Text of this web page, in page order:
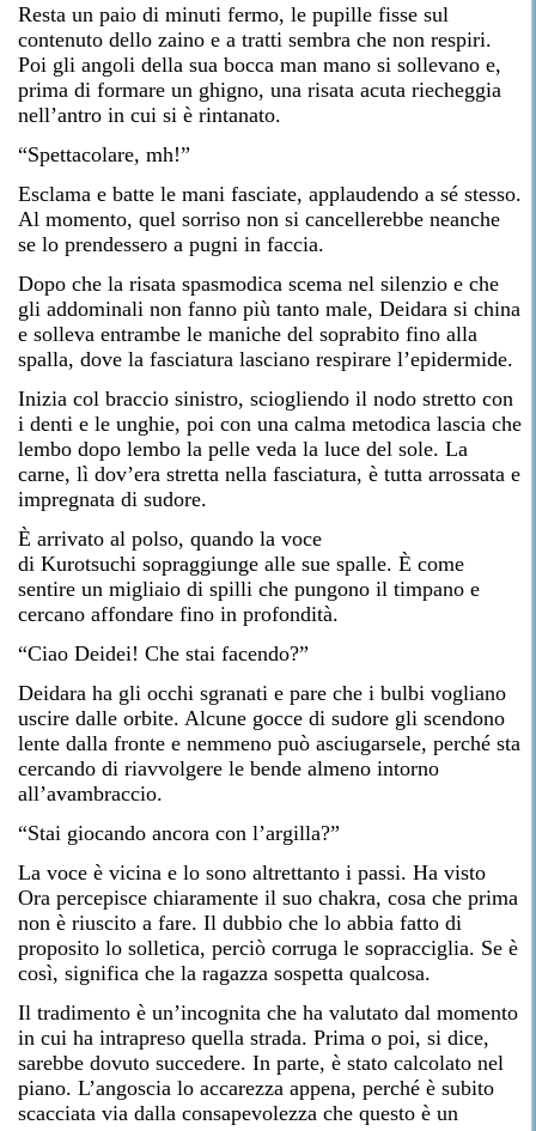
Resta un paio di minuti fermo, le pupille fisse sul
contenuto dello zaino e a tratti sembra che non respiri.
Poi gli angoli della sua bocca man mano si sollevano e,
prima di formare un ghigno, una risata acuta riecheggia
nell’antro in cui si è rintanato.
“Spettacolare, mh!”
Esclama e batte le mani fasciate, applaudendo a sé stesso.
Al momento, quel sorriso non si cancellerebbe neanche
se lo prendessero a pugni in faccia.
Dopo che la risata spasmodica scema nel silenzio e che
gli addominali non fanno più tanto male, Deidara si china
e solleva entrambe le maniche del soprabito fino alla
spalla, dove la fasciatura lasciano respirare l’epidermide.
Inizia col braccio sinistro, sciogliendo il nodo stretto con
i denti e le unghie, poi con una calma metodica lascia che
lembo dopo lembo la pelle veda la luce del sole. La
carne, lì dov’era stretta nella fasciatura, è tutta arrossata e
impregnata di sudore.
È arrivato al polso, quando la voce
di Kurotsuchi sopraggiunge alle sue spalle. È come
sentire un migliaio di spilli che pungono il timpano e
cercano affondare fino in profondità.
“Ciao Deidei! Che stai facendo?”
Deidara ha gli occhi sgranati e pare che i bulbi vogliano
uscire dalle orbite. Alcune gocce di sudore gli scendono
lente dalla fronte e nemmeno può asciugarsele, perché sta
cercando di riavvolgere le bende almeno intorno
all’avambraccio.
“Stai giocando ancora con l’argilla?”
La voce è vicina e lo sono altrettanto i passi. Ha visto
Ora percepisce chiaramente il suo chakra, cosa che prima
non è riuscito a fare. Il dubbio che lo abbia fatto di
proposito lo solletica, perciò corruga le sopracciglia. Se è
così, significa che la ragazza sospetta qualcosa.
Il tradimento è un’incognita che ha valutato dal momento
in cui ha intrapreso quella strada. Prima o poi, si dice,
sarebbe dovuto succedere. In parte, è stato calcolato nel
piano. L’angoscia lo accarezza appena, perché è subito
scacciata via dalla consapevolezza che questo è un